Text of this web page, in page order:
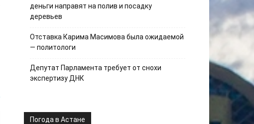
деньги направят на полив и посадку
деревьев
Отставка Карима Масимова была ожидаемой
— политологи
Депутат Парламента требует от снохи
экспертизу ДНК
Погода в Астане